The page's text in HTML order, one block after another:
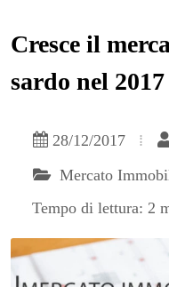
Cresce il
sardo nel 2017
28/12/2017
Mercato
Tempo di lettura: 2